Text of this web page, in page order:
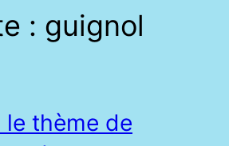
: guignol
thème de